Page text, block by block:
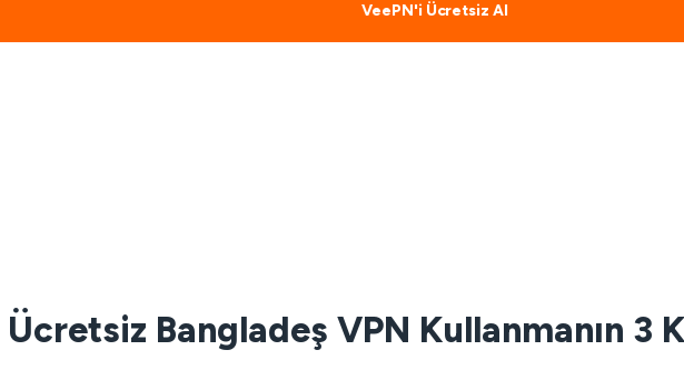
VeePN'i Ücretsiz Al
Ücretsiz Bangladeş VPN Kullanmanın 3